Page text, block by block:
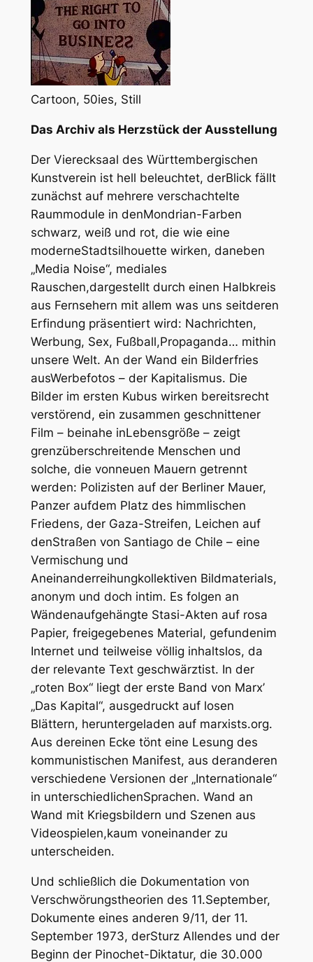
Cartoon, 50ies, Still
Das Archiv als Herzstück der Ausstellung
Der Vierecksaal des Württembergischen
Kunstverein ist hell beleuchtet, derBlick fällt
zunächst auf mehrere verschachtelte
Raummodule in denMondrian-Farben
schwarz, weiß und rot, die wie eine
moderneStadtsilhouette wirken, daneben
„Media Noise“, mediales
Rauschen,dargestellt durch einen Halbkreis
aus Fernsehern mit allem was uns seitderen
Erfindung präsentiert wird: Nachrichten,
Werbung, Sex, Fußball,Propaganda… mithin
unsere Welt. An der Wand ein Bilderfries
ausWerbefotos – der Kapitalismus. Die
Bilder im ersten Kubus wirken bereitsrecht
verstörend, ein zusammen geschnittener
Film – beinahe inLebensgröße – zeigt
grenzüberschreitende Menschen und
solche, die vonneuen Mauern getrennt
werden: Polizisten auf der Berliner Mauer,
Panzer aufdem Platz des himmlischen
Friedens, der Gaza-Streifen, Leichen auf
denStraßen von Santiago de Chile – eine
Vermischung und
Aneinanderreihungkollektiven Bildmaterials,
anonym und doch intim. Es folgen an
Wändenaufgehängte Stasi-Akten auf rosa
Papier, freigegebenes Material, gefundenim
Internet und teilweise völlig inhaltslos, da
der relevante Text geschwärztist. In der
„roten Box“ liegt der erste Band von Marx’
„Das Kapital“, ausgedruckt auf losen
Blättern, heruntergeladen auf marxists.org.
Aus dereinen Ecke tönt eine Lesung des
kommunistischen Manifest, aus deranderen
verschiedene Versionen der „Internationale“
in unterschiedlichenSprachen. Wand an
Wand mit Kriegsbildern und Szenen aus
Videospielen,kaum voneinander zu
unterscheiden.
Und schließlich die Dokumentation von
Verschwörungstheorien des 11.September,
Dokumente eines anderen 9/11, der 11.
September 1973, derSturz Allendes und der
Beginn der Pinochet-Diktatur, die 30.000